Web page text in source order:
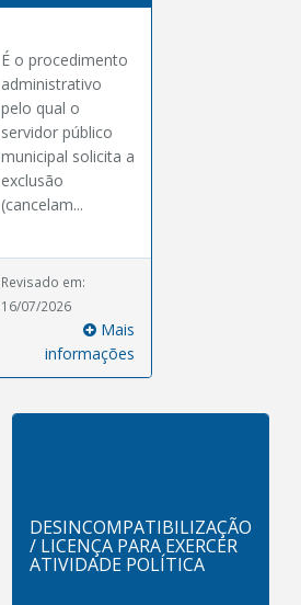
É o procedimento
administrativo
pelo qual o
servidor público
municipal solicita a
exclusão
(cancelam...
Revisado em:
16/07/2026
Mais
informações
DESINCOMPATIBILIZAÇÃO
/ LICENÇA PARA EXERCER
ATIVIDADE POLÍTICA